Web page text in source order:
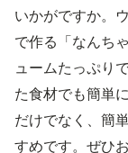
いかがですか。
で作る「なんち
ュームたっぷり
た食材でも簡単
だけでなく、簡
すめです。ぜひ